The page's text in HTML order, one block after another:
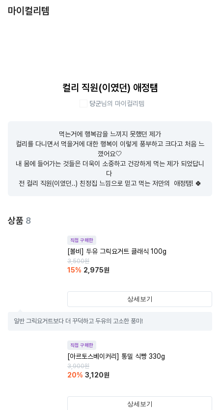
마이컬리템
컬리 직원(이였던) 애정탬
당군님의 마이컬리템
먹는거에 행복감을 느끼지 못했던 제가
컬리를 다니면서 먹을거에 대한 행복이 이렇게 풍부하고 크다고 처음 느
꼈어요🤍
내 몸에 들어가는 것들은 더욱이 소중하고 건강하게 먹는 제가 되었답니
다
전 컬리 직원(이였던..) 친정집 느낌으로 믿고 먹는 저만의  애정탬! 🍀
상품 8
직접 구매한
[볼비] 두유 그릭요거트 클래식 100g
3,500원
15% 2,975원
상세보기
일반 그릭요거트보다 더 꾸덕하고 두유의 고소한 풍미!
직접 구매한
[아르토스베이커리] 통밀 식빵 330g
3,900원
20% 3,120원
상세보기